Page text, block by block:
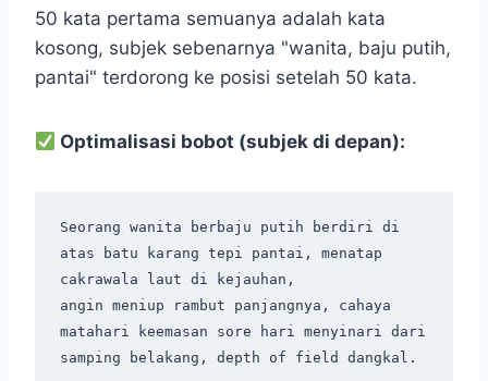
50 kata pertama semuanya adalah kata
kosong, subjek sebenarnya "wanita, baju putih,
pantai" terdorong ke posisi setelah 50 kata.
Optimalisasi bobot (subjek di depan):
Seorang wanita berbaju putih berdiri di
atas batu karang tepi pantai, menatap
cakrawala laut di kejauhan,
angin meniup rambut panjangnya, cahaya
matahari keemasan sore hari menyinari dari